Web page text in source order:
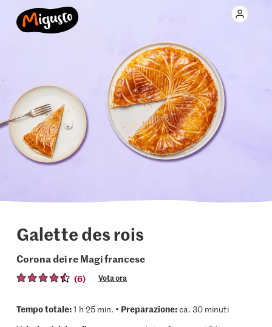
Galette des rois
Corona dei re Magi francese
(6) Vota ora
Tempo totale:1 h 25 min. • Preparazione:ca. 30 minuti